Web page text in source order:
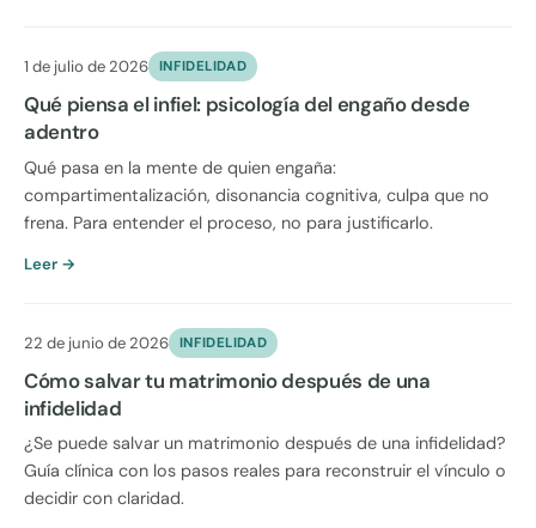
1 de julio de 2026 INFIDELIDAD
Qué piensa el infiel: psicología del engaño desde
adentro
Qué pasa en la mente de quien engaña:
compartimentalización, disonancia cognitiva, culpa que no
frena. Para entender el proceso, no para justificarlo.
Leer →
22 de junio de 2026 INFIDELIDAD
Cómo salvar tu matrimonio después de una
infidelidad
¿Se puede salvar un matrimonio después de una infidelidad?
Guía clínica con los pasos reales para reconstruir el vínculo o
decidir con claridad.